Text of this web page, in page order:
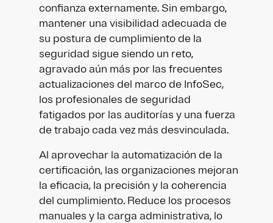
confianza externamente. Sin embargo,
mantener una visibilidad adecuada de
su postura de cumplimiento de la
seguridad sigue siendo un reto,
agravado aún más por las frecuentes
actualizaciones del marco de InfoSec,
los profesionales de seguridad
fatigados por las auditorías y una fuerza
de trabajo cada vez más desvinculada.
Al aprovechar la automatización de la
certificación, las organizaciones mejoran
la eficacia, la precisión y la coherencia
del cumplimiento. Reduce los procesos
manuales y la carga administrativa, lo